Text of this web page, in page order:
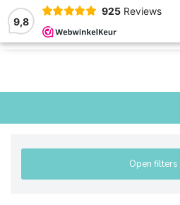
9,8
925 Reviews
MENU
Open filters